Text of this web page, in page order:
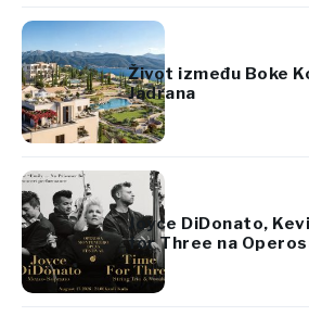
Život između Boke
Jadrana
Joyce DiDonato,
for Three na